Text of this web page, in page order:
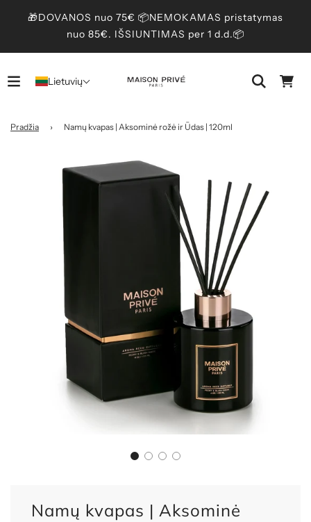
🎁DOVANOS nuo 75€ 📦NEMOKAMAS pristatymas
nuo 85€. IŠSIUNTIMAS per 1 d.d.📦
Lietuvių
Pradžia › Namų kvapas | Aksominė rožė ir Ūdas | 120ml
Namų kvapas | Aksominė